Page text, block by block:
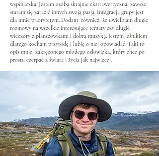
wspinaczka. Jestem osobą skrajnie ekstrawertyczną, zawsze
staram się zarazić innych swoją pasją. Integracja grupy jest
dla mnie priorytetem. Dodam również, że uwielbiam długie
rozmowy na wszelkie interesujące tematy czy długie
wieczory z planszówkami i dobrą muzyką. Jestem leśnikiem
dlatego kocham przyrodę i lubię o niej opowiadać. Taki to
opis mnie, zakręconego młodego człowieka, który chce po
prostu czerpać z świata i życia jak najwięcej.